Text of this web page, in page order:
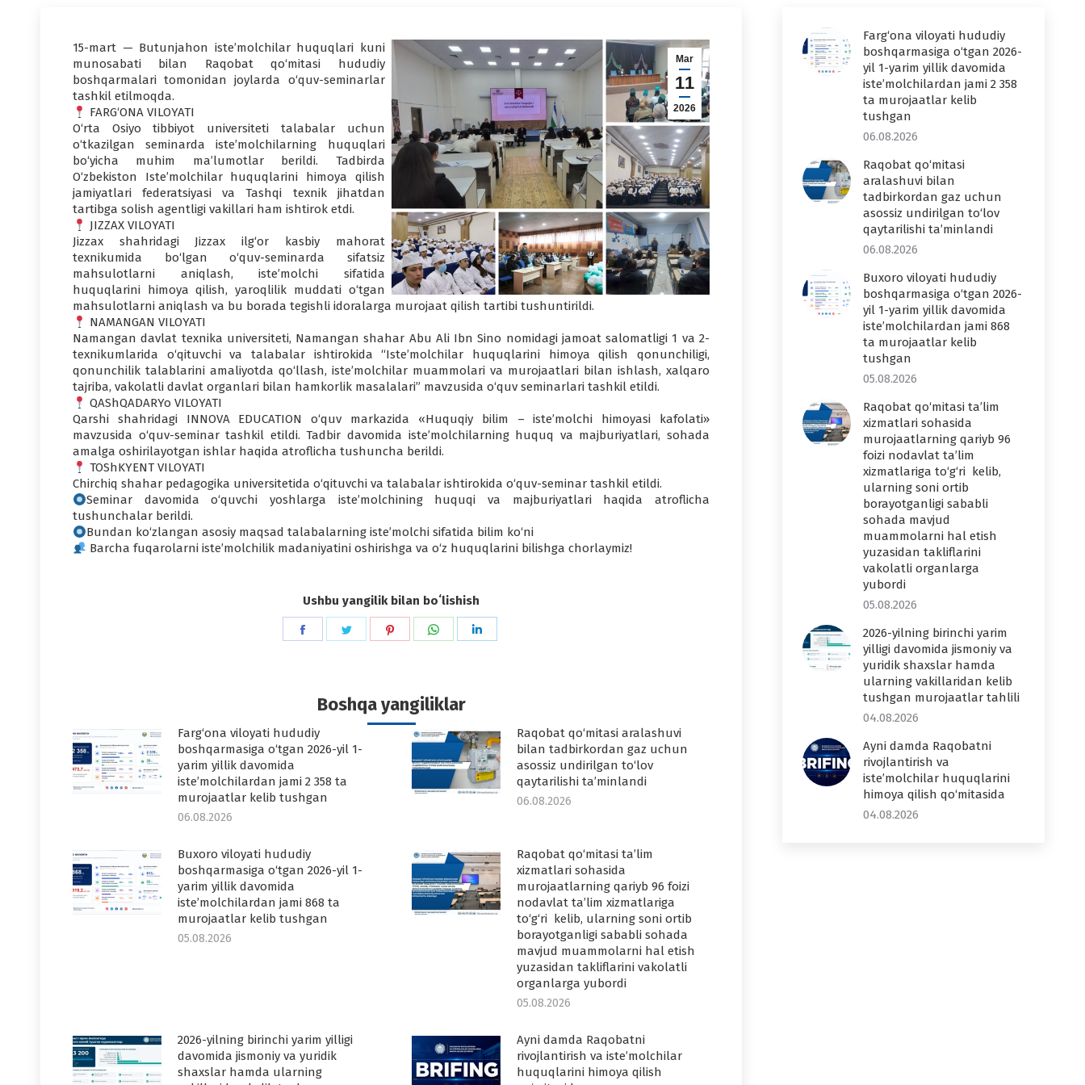
Mar
11
2026
15-mart — Butunjahon iste’molchilar huquqlari kuni
munosabati bilan Raqobat qo‘mitasi hududiy
boshqarmalari tomonidan joylarda o‘quv-seminarlar
tashkil etilmoqda.
FARG‘ONA VILOYATI
O‘rta Osiyo tibbiyot universiteti talabalar uchun
o‘tkazilgan seminarda iste’molchilarning huquqlari
bo‘yicha muhim ma’lumotlar berildi. Tadbirda
O‘zbekiston Iste’molchilar huquqlarini himoya qilish
jamiyatlari federatsiyasi va Tashqi texnik jihatdan
tartibga solish agentligi vakillari ham ishtirok etdi.
JIZZAX VILOYATI
Jizzax shahridagi Jizzax ilg‘or kasbiy mahorat
texnikumida bo‘lgan o‘quv-seminarda sifatsiz
mahsulotlarni aniqlash, iste’molchi sifatida
huquqlarini himoya qilish, yaroqlilik muddati o‘tgan
mahsulotlarni aniqlash va bu borada tegishli idoralarga murojaat qilish tartibi tushuntirildi.
NAMANGAN VILOYATI
Namangan davlat texnika universiteti, Namangan shahar Abu Ali Ibn Sino nomidagi jamoat salomatligi 1 va 2-
texnikumlarida o‘qituvchi va talabalar ishtirokida “Iste’molchilar huquqlarini himoya qilish qonunchiligi,
qonunchilik talablarini amaliyotda qo‘llash, iste’molchilar muammolari va murojaatlari bilan ishlash, xalqaro
tajriba, vakolatli davlat organlari bilan hamkorlik masalalari” mavzusida o‘quv seminarlari tashkil etildi.
QAShQADARYo VILOYATI
Qarshi shahridagi INNOVA EDUCATION o‘quv markazida «Huquqiy bilim – iste’molchi himoyasi kafolati»
mavzusida o‘quv-seminar tashkil etildi. Tadbir davomida iste’molchilarning huquq va majburiyatlari, sohada
amalga oshirilayotgan ishlar haqida atroflicha tushuncha berildi.
TOShKYENT VILOYATI
Chirchiq shahar pedagogika universitetida o‘qituvchi va talabalar ishtirokida o‘quv-seminar tashkil etildi.
Seminar davomida o‘quvchi yoshlarga iste’molchining huquqi va majburiyatlari haqida atroflicha
tushunchalar berildi.
Bundan ko‘zlangan asosiy maqsad talabalarning iste’molchi sifatida bilim ko‘ni
Barcha fuqarolarni iste’molchilik madaniyatini oshirishga va o‘z huquqlarini bilishga chorlaymiz!
Ushbu yangilik bilan boʻlishish
Share
Share
Share
Share
Boshqa yangiliklar
Farg‘ona viloyati hududiy
boshqarmasiga o‘tgan 2026-yil 1-
yarim yillik davomida
iste’molchilardan jami 2 358 ta
murojaatlar kelib tushgan
06.08.2026
Raqobat qo‘mitasi aralashuvi
bilan tadbirkordan gaz uchun
asossiz undirilgan to‘lov
qaytarilishi ta’minlandi
06.08.2026
Buxoro viloyati hududiy
boshqarmasiga o‘tgan 2026-yil 1-
yarim yillik davomida
iste’molchilardan jami 868 ta
murojaatlar kelib tushgan
05.08.2026
Raqobat qo‘mitasi ta’lim
xizmatlari sohasida
murojaatlarning qariyb 96 foizi
nodavlat ta’lim xizmatlariga
to‘g‘ri kelib, ularning soni ortib
borayotganligi sababli sohada
mavjud muammolarni hal etish
yuzasidan takliflarini vakolatli
organlarga yubordi
05.08.2026
2026-yilning birinchi yarim yilligi
davomida jismoniy va yuridik
shaxslar hamda ularning
Ayni damda Raqobatni
rivojlantirish va iste’molchilar
huquqlarini himoya qilish
Farg‘ona viloyati hududiy
boshqarmasiga o‘tgan 2026-
yil 1-yarim yillik davomida
iste’molchilardan jami 2 358
ta murojaatlar kelib
tushgan
06.08.2026
Raqobat qo‘mitasi
aralashuvi bilan
tadbirkordan gaz uchun
asossiz undirilgan to‘lov
qaytarilishi ta’minlandi
06.08.2026
Buxoro viloyati hududiy
boshqarmasiga o‘tgan 2026-
yil 1-yarim yillik davomida
iste’molchilardan jami 868
ta murojaatlar kelib
tushgan
05.08.2026
Raqobat qo‘mitasi ta’lim
xizmatlari sohasida
murojaatlarning qariyb 96
foizi nodavlat ta’lim
xizmatlariga to‘g‘ri kelib,
ularning soni ortib
borayotganligi sababli
sohada mavjud
muammolarni hal etish
yuzasidan takliflarini
vakolatli organlarga
yubordi
05.08.2026
2026-yilning birinchi yarim
yilligi davomida jismoniy va
yuridik shaxslar hamda
ularning vakillaridan kelib
tushgan murojaatlar tahlili
04.08.2026
Ayni damda Raqobatni
rivojlantirish va
iste’molchilar huquqlarini
himoya qilish qo‘mitasida
04.08.2026